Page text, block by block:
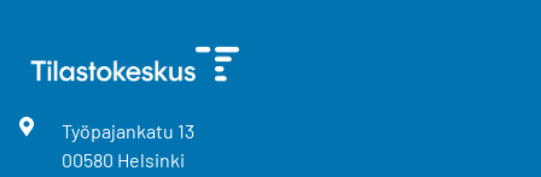
Työpajankatu 13
00580 Helsinki